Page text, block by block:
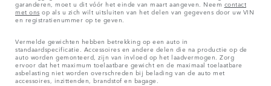
garanderen, moet u dit vóór het einde van maart aangeven. Neem contact
met ons op als u zich wilt uitsluiten van het delen van gegevens door uw VIN
en registratienummer op te geven.
Vermelde gewichten hebben betrekking op een auto in
standaardspecificatie. Accessoires en andere delen die na productie op de
auto worden gemonteerd, zijn van invloed op het laadvermogen. Zorg
ervoor dat het maximum toelaatbare gewicht en de maximaal toelaatbare
asbelasting niet worden overschreden bij belading van de auto met
accessoires, inzittenden, brandstof en bagage.